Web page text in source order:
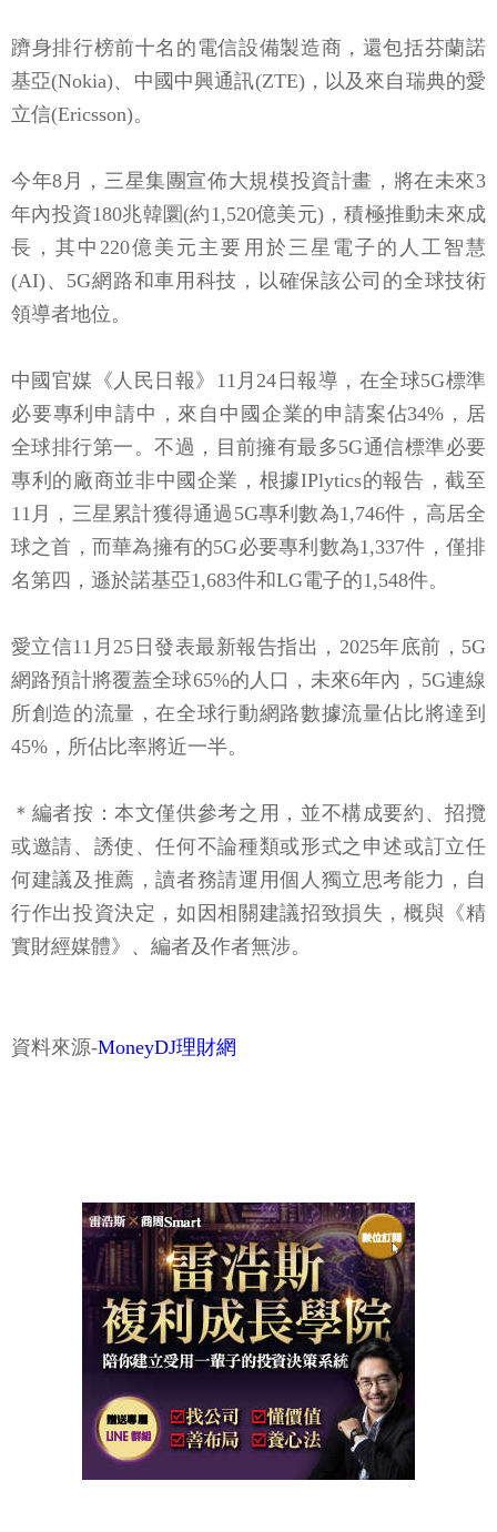
躋身排行榜前十名的電信設備製造商，還包括芬蘭諾
基亞(Nokia)、中國中興通訊(ZTE)，以及來自瑞典的愛
立信(Ericsson)。
今年8月，三星集團宣佈大規模投資計畫，將在未來3
年內投資180兆韓圜(約1,520億美元)，積極推動未來成
長，其中220億美元主要用於三星電子的人工智慧
(AI)、5G網路和車用科技，以確保該公司的全球技術
領導者地位。
中國官媒《人民日報》11月24日報導，在全球5G標準
必要專利申請中，來自中國企業的申請案佔34%，居
全球排行第一。不過，目前擁有最多5G通信標準必要
專利的廠商並非中國企業，根據IPlytics的報告，截至
11月，三星累計獲得通過5G專利數為1,746件，高居全
球之首，而華為擁有的5G必要專利數為1,337件，僅排
名第四，遜於諾基亞1,683件和LG電子的1,548件。
愛立信11月25日發表最新報告指出，2025年底前，5G
網路預計將覆蓋全球65%的人口，未來6年內，5G連線
所創造的流量，在全球行動網路數據流量佔比將達到
45%，所佔比率將近一半。
＊編者按：本文僅供參考之用，並不構成要約、招攬
或邀請、誘使、任何不論種類或形式之申述或訂立任
何建議及推薦，讀者務請運用個人獨立思考能力，自
行作出投資決定，如因相關建議招致損失，概與《精
實財經媒體》、編者及作者無涉。
資料來源-MoneyDJ理財網